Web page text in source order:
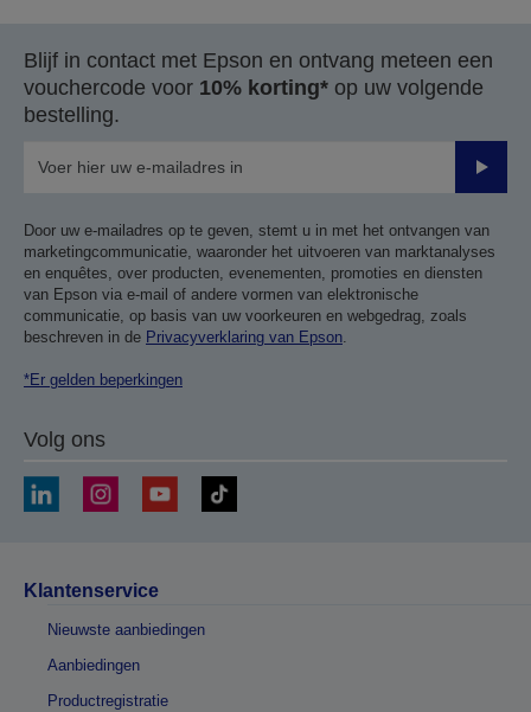
Blijf in contact met Epson en ontvang meteen een
vouchercode voor 10% korting* op uw volgende
bestelling.
Door uw e-mailadres op te geven, stemt u in met het ontvangen van
marketingcommunicatie, waaronder het uitvoeren van marktanalyses
en enquêtes, over producten, evenementen, promoties en diensten
van Epson via e-mail of andere vormen van elektronische
communicatie, op basis van uw voorkeuren en webgedrag, zoals
beschreven in de Privacyverklaring van Epson.
*Er gelden beperkingen
Volg ons
Klantenservice
Nieuwste aanbiedingen
Aanbiedingen
Productregistratie